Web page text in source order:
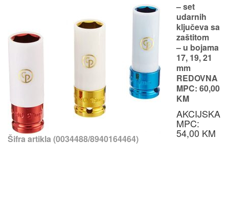
Šifra artikla (0034488/8940164464)
– set
udarnih
ključeva sa
zaštitom
– u bojama
17, 19, 21
mm
REDOVNA
MPC: 60,00
KM
AKCIJSKA
MPC:
54,00 KM